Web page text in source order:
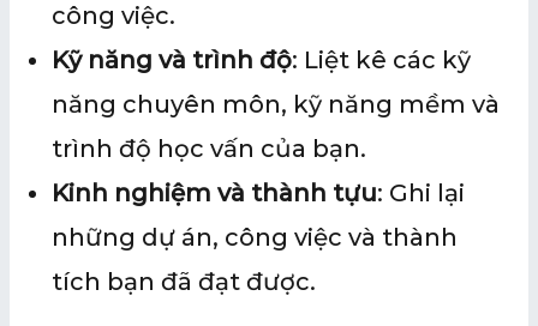
công việc.
Kỹ năng và trình độ: Liệt kê các kỹ
năng chuyên môn, kỹ năng mềm và
trình độ học vấn của bạn.
Kinh nghiệm và thành tựu: Ghi lại
những dự án, công việc và thành
tích bạn đã đạt được.